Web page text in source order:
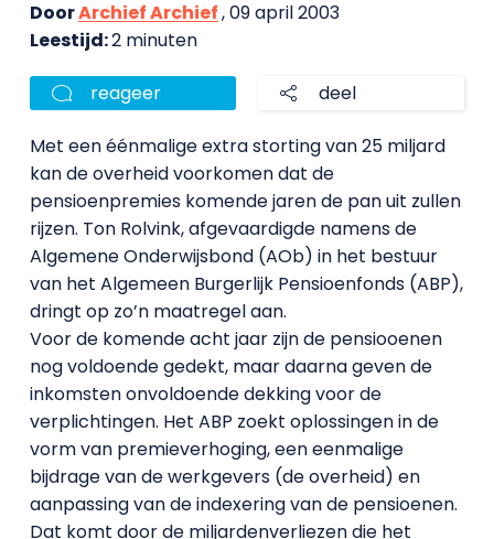
DoorArchief Archief, 09 april 2003
Leestijd:2 minuten
reageer deel
Met een éénmalige extra storting van 25 miljard
kan de overheid voorkomen dat de
pensioenpremies komende jaren de pan uit zullen
rijzen. Ton Rolvink, afgevaardigde namens de
Algemene Onderwijsbond (AOb) in het bestuur
van het Algemeen Burgerlijk Pensioenfonds (ABP),
dringt op zo’n maatregel aan.
Voor de komende acht jaar zijn de pensiooenen
nog voldoende gedekt, maar daarna geven de
inkomsten onvoldoende dekking voor de
verplichtingen. Het ABP zoekt oplossingen in de
vorm van premieverhoging, een eenmalige
bijdrage van de werkgevers (de overheid) en
aanpassing van de indexering van de pensioenen.
Dat komt door de miljardenverliezen die het